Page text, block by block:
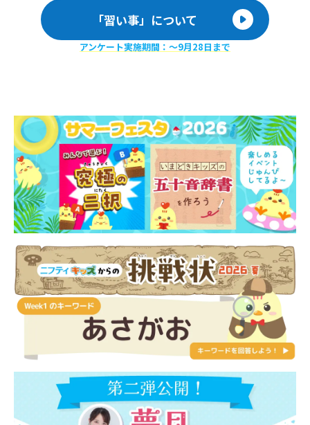
「習い事」について
アンケート実施期間：〜9月28日まで